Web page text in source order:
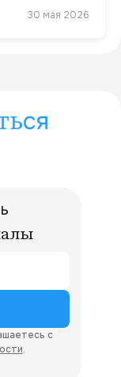
30 мая 2026
с
.